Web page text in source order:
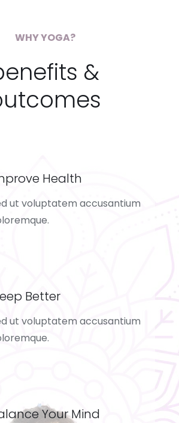
WHY YOGA?
&
Health
ut voluptatem accusantium
Better
ut voluptatem accusantium
Your Mind